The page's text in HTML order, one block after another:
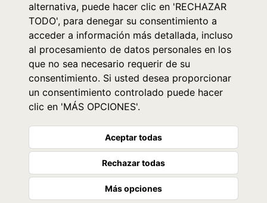
alternativa, puede hacer clic en 'RECHAZAR
TODO', para denegar su consentimiento a
acceder a información más detallada, incluso
al procesamiento de datos personales en los
que no sea necesario requerir de su
consentimiento. Si usted desea proporcionar
un consentimiento controlado puede hacer
clic en 'MÁS OPCIONES'.
Aceptar todas
Rechazar todas
Más opciones